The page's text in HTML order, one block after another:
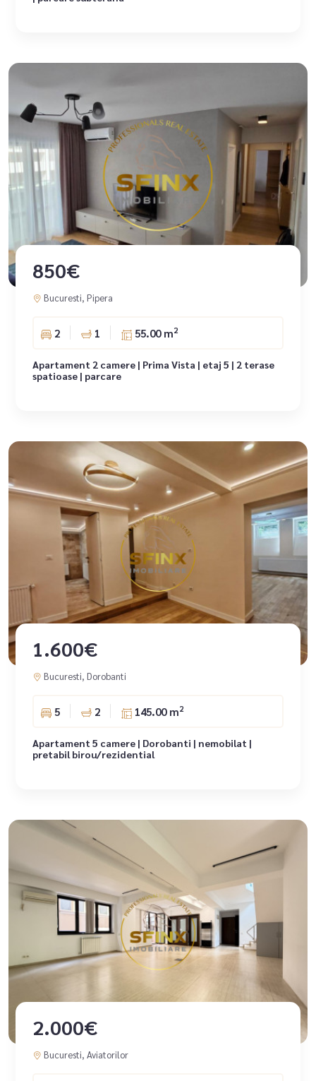
850€
Bucuresti, Pipera
2 1 55.00 m2
Apartament 2 camere | Prima Vista | etaj 5 | 2 terase
spatioase | parcare
1.600€
Bucuresti, Dorobanti
5 2 145.00 m2
Apartament 5 camere | Dorobanti | nemobilat |
pretabil birou/rezidential
2.000€
Bucuresti, Aviatorilor